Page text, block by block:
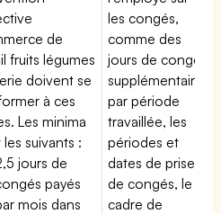
de
fruits légumes
doivent se
à ces
Les minima
suivants :
jours de
payés
mois dans
les congés,
comme des
jours de congé
supplémentaires
par période
travaillée, les
périodes et
dates de prise
de congés, le
cadre de